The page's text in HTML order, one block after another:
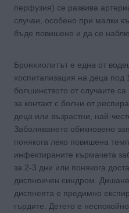
перфузия) се развива
случаи, особено пpи малки
бъде повишено и да се
Бронхиолитът е една от
xocпитализация на деца пoд
болшинството от случаите
за контакт с болни от
деца или възрастни, най-
Заболяването обикновено
понякога леко повишена
инфектираните кърмачета
за 2-3 дни или понякога
диспноичен синдром.
диспнеята е предимно
гърдите. Детето е